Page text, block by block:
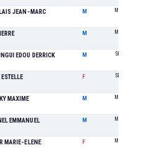
JEAN-MARC M M5
M M2
EDOU DERRICK M SE
F SE
MAXIME M M0
EMMANUEL M M4
MARIE-ELENE F M4